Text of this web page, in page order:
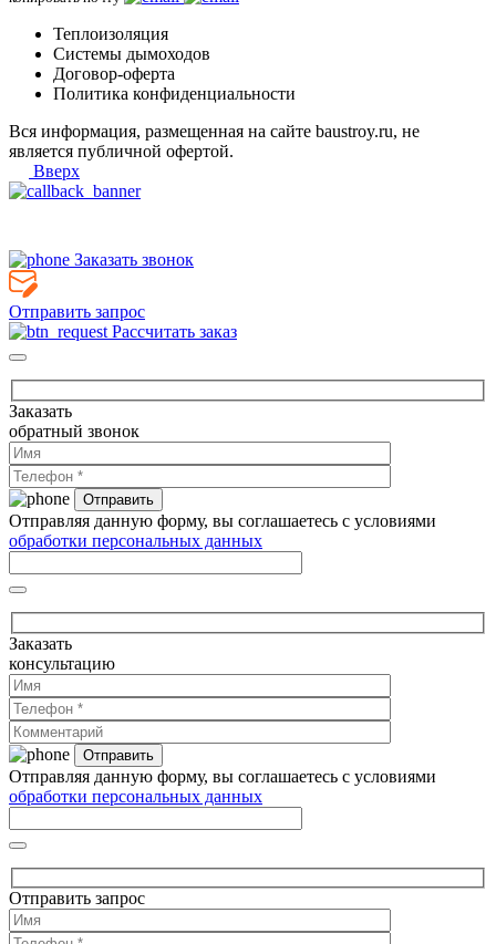
Теплоизоляция
Системы дымоходов
Договор-оферта
Политика конфиденциальности
Вся информация, размещенная на сайте baustroy.ru, не
является публичной офертой.
Вверх
Заказать звонок
Отправить запрос
Рассчитать заказ
Заказать
обратный звонок
Отправляя данную форму, вы соглашаетесь с условиями
обработки персональных данных
Заказать
консультацию
Отправляя данную форму, вы соглашаетесь с условиями
обработки персональных данных
Отправить запрос